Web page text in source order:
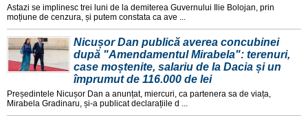
Astazi se implinesc trei luni de la demiterea Guvernului Ilie Bolojan, prin
moțiune de cenzura, și putem constata ca ave ...
Nicușor Dan publică averea concubinei
după "Amendamentul Mirabela": terenuri,
case moștenite, salariu de la Dacia și un
împrumut de 116.000 de lei
Președintele Nicușor Dan a anunțat, miercuri, ca partenera sa de viața,
Mirabela Gradinaru, și-a publicat declarațiile d ...